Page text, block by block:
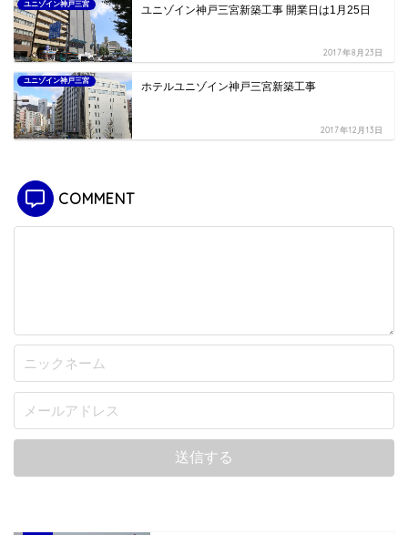
ユニゾイン神戸三宮 ユニゾイン神戸三宮新築工事 開業日は1月25日
2017年8月23日
ユニゾイン神戸三宮 ホテルユニゾイン神戸三宮新築工事
2017年12月13日
COMMENT